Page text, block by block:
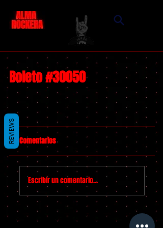
Boleto #30050
Comentarios
Escribir un comentario...
REVIEWS